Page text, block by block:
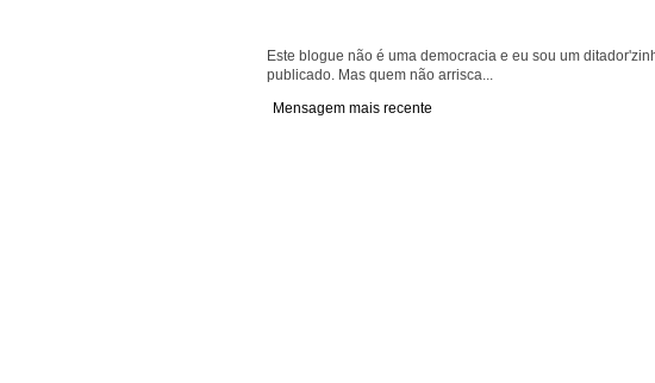
Este blogue não é uma democracia e eu sou um
publicado. Mas quem não arrisca...
Mensagem mais recente